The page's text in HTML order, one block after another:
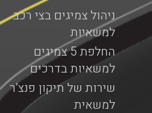
ניהול צמיגים בצי רכב
למשאיות
החלפת 5 צמיגים
למשאיות בדרכים
שירות של תיקון פנצ’ר
למשאית